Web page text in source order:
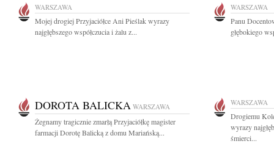
WARSZAWA
Mojej drogiej Przyjaciółce Ani Pieślak wyrazy
najgłębszego współczucia i żalu z...
WARSZAWA
Panu
głębokiego
DOROTA BALICKA WARSZAWA
Żegnamy tragicznie zmarłą Przyjaciółkę magister
farmacji Dorotę Balicką z domu Mariańską...
WARSZAWA
Drogiemu
wyrazy
śmierci...